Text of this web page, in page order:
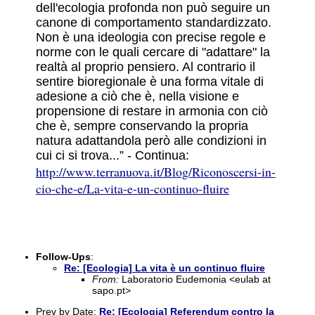
dell'ecologia profonda non può seguire un
canone di comportamento standardizzato.
Non è una ideologia con precise regole e
norme con le quali cercare di "adattare" la
realtà al proprio pensiero. Al contrario il
sentire bioregionale è una forma vitale di
adesione a ciò che è, nella visione e
propensione di restare in armonia con ciò
che è, sempre conservando la propria
natura adattandola però alle condizioni in
cui ci si trova...” - Continua:
http://www.terranuova.it/Blog/Riconoscersi-in-
cio-che-e/La-vita-e-un-continuo-fluire
Follow-Ups:
Re: [Ecologia] La vita è un continuo fluire
From:Laboratorio Eudemonia <eulab at
sapo.pt>
Prev by Date: Re: [Ecologia] Referendum contro la